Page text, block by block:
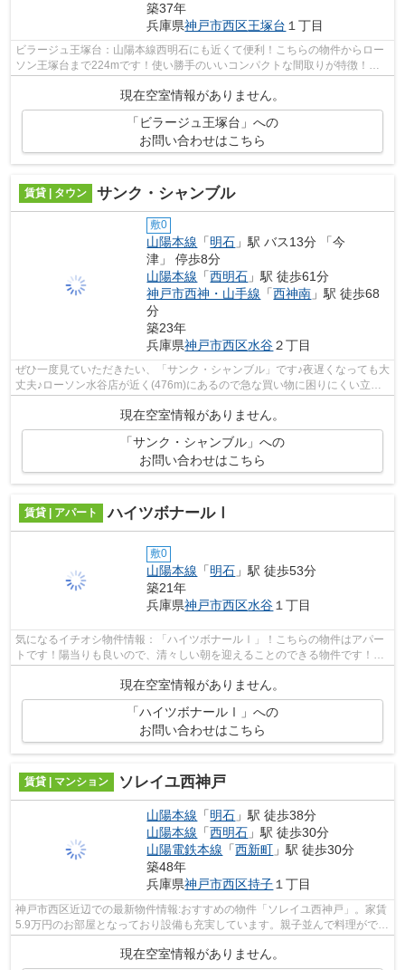
築37年
兵庫県神戸市西区王塚台 １丁目
ビラージュ王塚台：山陽本線西明石にも近くて便利！こちらの物件からロー
ソン王塚台まで224mです！使い勝手のいいコンパクトな間取りが特徴！山
現在空室情報がありません。
「ビラージュ王塚台」への
お問い合わせはこちら
賃貸 | タウン サンク・シャンブル
敷0
山陽本線 「明石 」駅 バス13分 「今
津」 停歩8分
山陽本線 「西明石 」駅 徒歩61分
神戸市西神・山手線 「西神南 」駅 徒歩68
分
築23年
兵庫県神戸市西区水谷２丁目
ぜひ一度見ていただきたい、「サンク・シャンブル」です♪夜遅くなっても大
丈夫♪ローソン水谷店が近く(476m)にあるので急な買い物に困りにくい立地
現在空室情報がありません。
「サンク・シャンブル」への
お問い合わせはこちら
賃貸 | アパート ハイツボナールⅠ
敷0
山陽本線 「明石 」駅 徒歩53分
築21年
兵庫県神戸市西区水谷 １丁目
気になるイチオシ物件情報：「ハイツボナールⅠ」！こちらの物件はアパー
トです！陽当りも良いので、清々しい朝を迎えることのできる物件です！ピ
タットハウス西明石店ＡＢＣでなら、望...
現在空室情報がありません。
「ハイツボナールⅠ」への
お問い合わせはこちら
賃貸 | マンション ソレイユ西神戸
山陽本線 「明石 」駅 徒歩38分
山陽本線 「西明石 」駅 徒歩30分
山陽電鉄本線 「西新町 」駅 徒歩30分
築48年
兵庫県神戸市西区持子 １丁目
神戸市西区近辺での最新物件情報:おすすめの物件「ソレイユ西神戸」。家賃
5.9万円のお部屋となっており設備も充実しています。親子並んで料理ができ
る対面式キッチンはいかがですか。T...
現在空室情報がありません。